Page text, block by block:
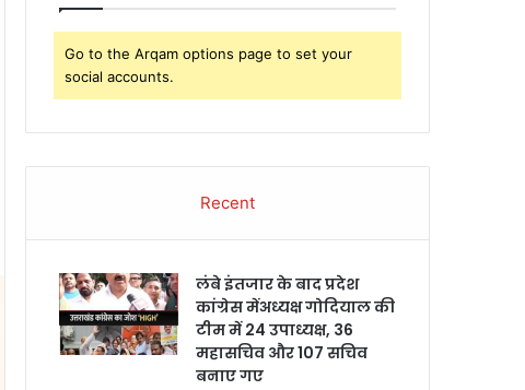
Go to the Arqam options page to set your
social accounts.
Recent
लंबे इंतजार के बाद प्रदेश
कांग्रेस मेंअध्यक्ष गोदियाल की
टीम में 24 उपाध्यक्ष, 36
महासचिव और 107 सचिव
बनाए गए